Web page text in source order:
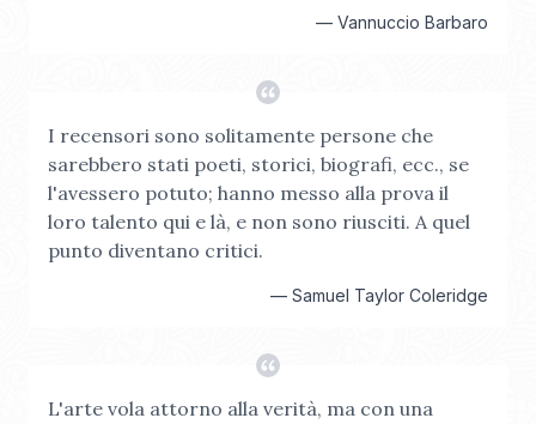
— Vannuccio Barbaro
I recensori sono solitamente persone che
sarebbero stati poeti, storici, biografi, ecc., se
l'avessero potuto; hanno messo alla prova il
loro talento qui e là, e non sono riusciti. A quel
punto diventano critici.
— Samuel Taylor Coleridge
L'arte vola attorno alla verità, ma con una